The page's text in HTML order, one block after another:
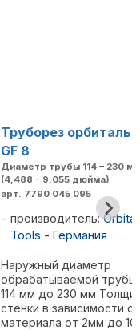
Труборез
GF 8
Диаметр трубы 114 – 230 мм
(4,488 - 9,055 дюйма)
арт. 7790 045 095
производитель:
Tools - Германия
Наружный диаметр
обрабатываемой трубы
114 мм до 230 мм
стенки в зависимости от
материала от 2мм до